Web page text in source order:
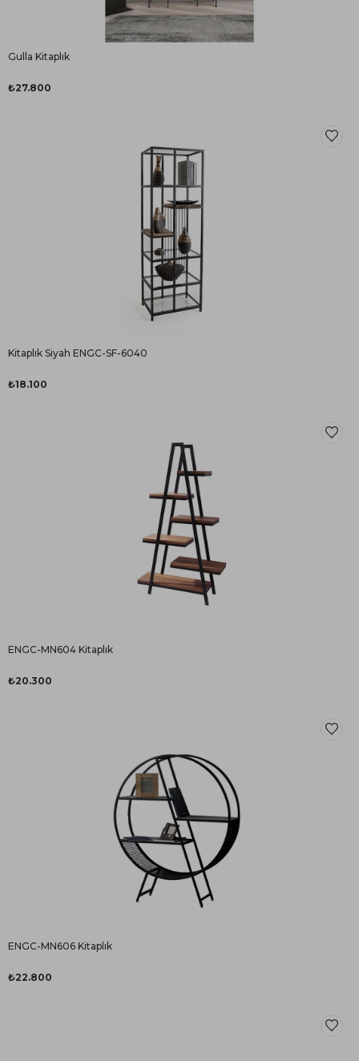
Gulla Kitaplık
₺27.800
Kitaplık Siyah ENGC-SF-6040
₺18.100
ENGC-MN604 Kitaplık
₺20.300
ENGC-MN606 Kitaplık
₺22.800